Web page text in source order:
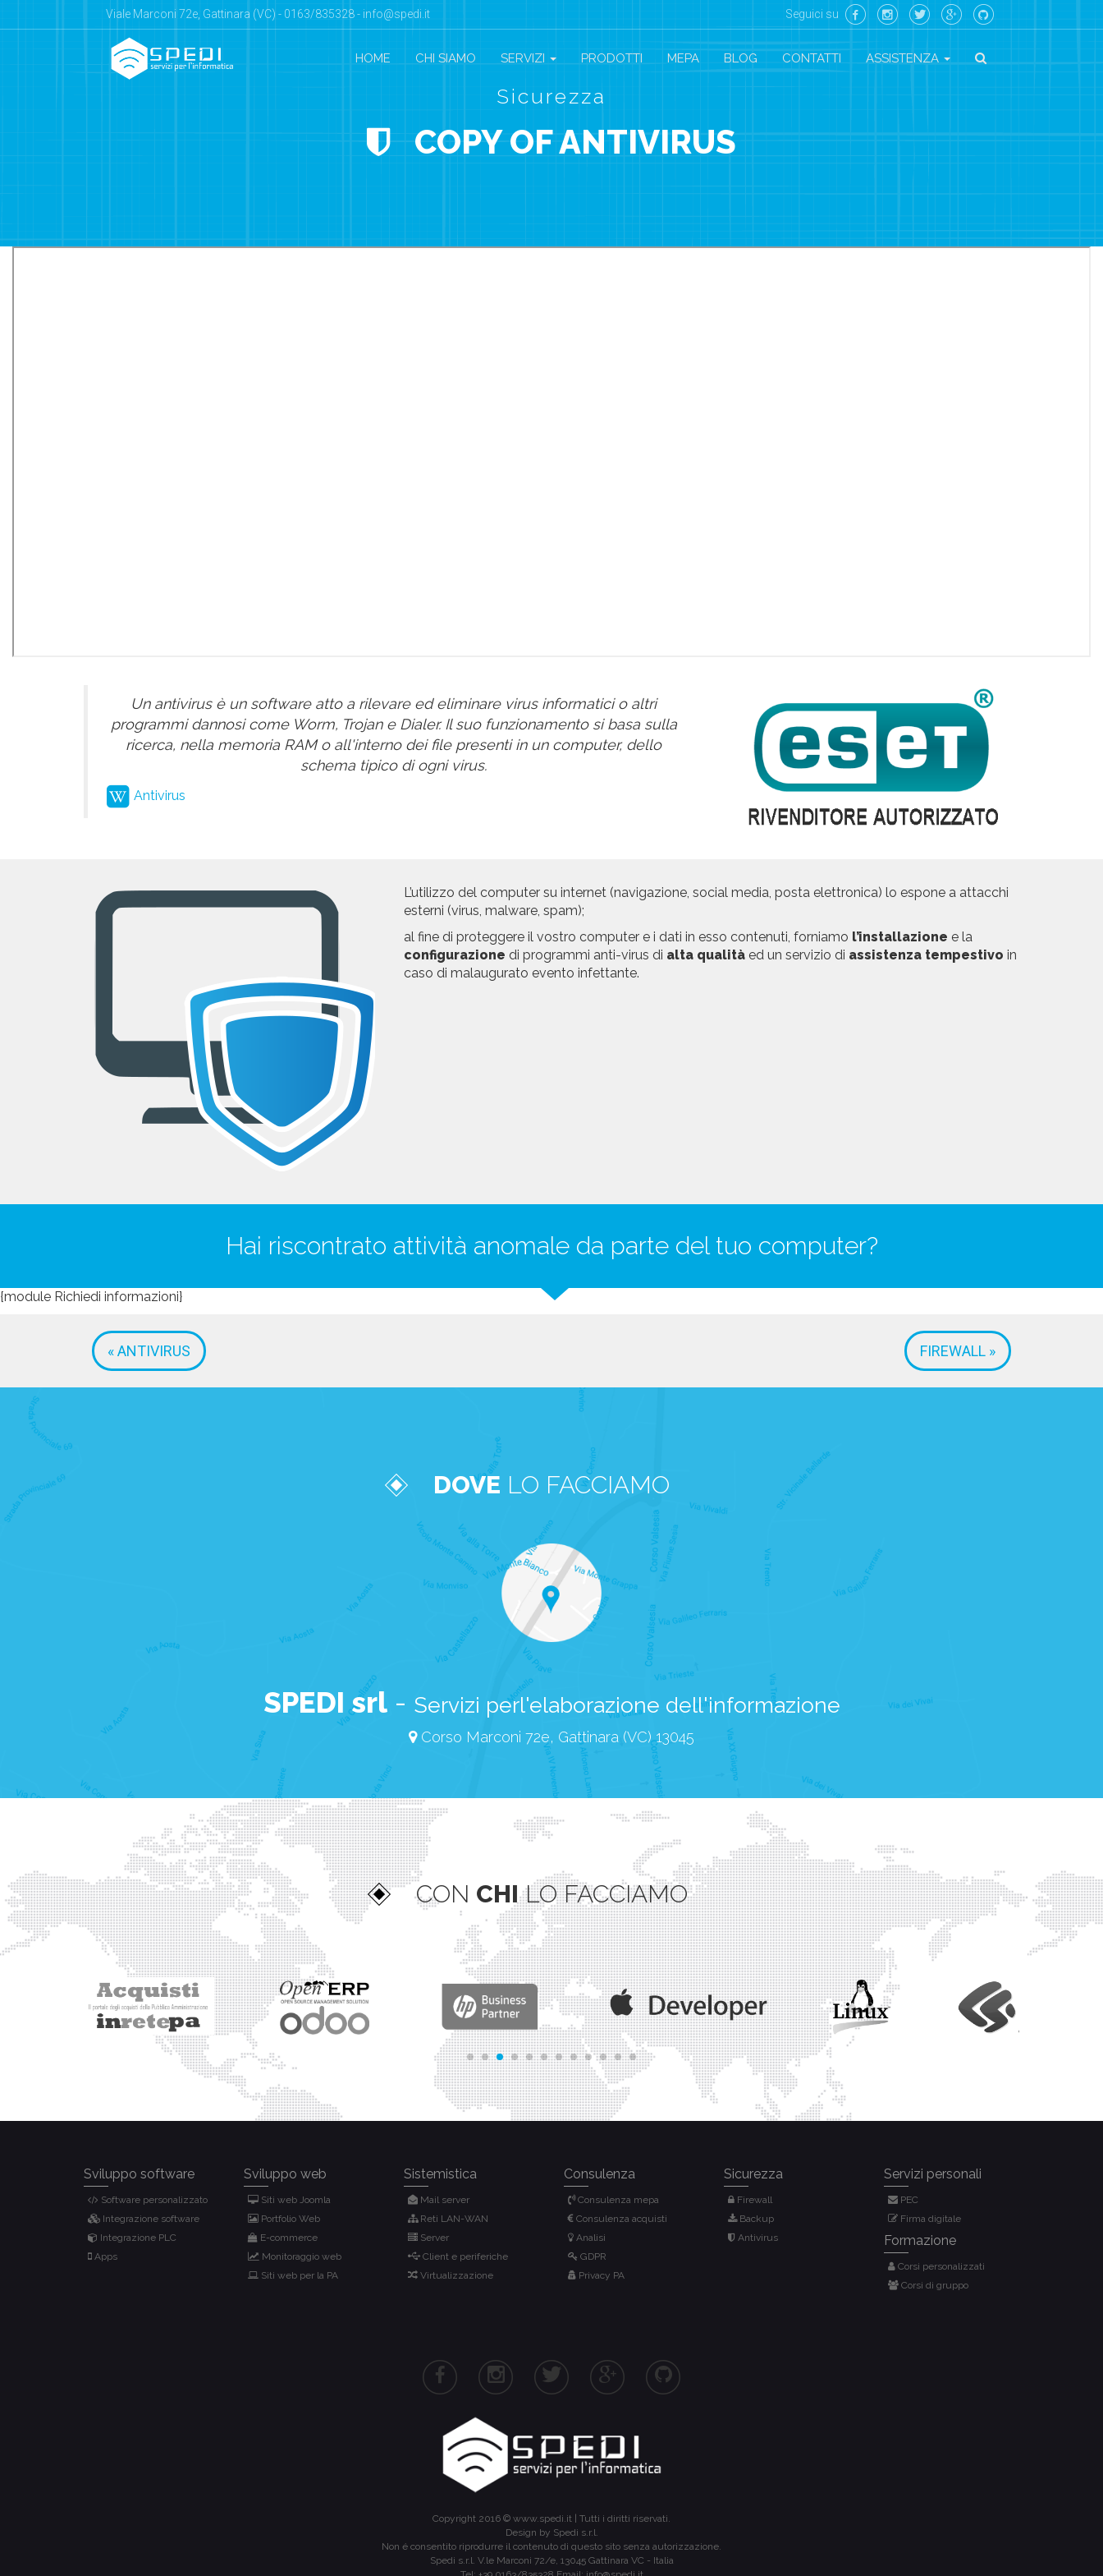
Seguici su
Viale Marconi 72e, Gattinara (VC) - 0163/835328 - info@spedi.it
HOME CHI SIAMO SERVIZI PRODOTTI MEPA BLOG CONTATTI ASSISTENZA
Sicurezza
COPY OF ANTIVIRUS
Un antivirus è un software atto a rilevare ed eliminare virus informatici o altri
programmi dannosi come Worm, Trojan e Dialer. Il suo funzionamento si basa sulla
ricerca, nella memoria RAM o all'interno dei file presenti in un computer, dello
schema tipico di ogni virus.
Antivirus
L’utilizzo del computer su internet (navigazione, social media, posta elettronica) lo espone a attacchi
esterni (virus, malware, spam);
al fine di proteggere il vostro computer e i dati in esso contenuti, forniamo l’installazione e la
configurazione di programmi anti-virus di alta qualità ed un servizio di assistenza tempestivo in
caso di malaugurato evento infettante.
Hai riscontrato attività anomale da parte del tuo computer?
{module Richiedi informazioni}
« ANTIVIRUS FIREWALL »
DOVE LO FACCIAMO
SPEDI srl- Servizi perl'elaborazione dell'informazione
Corso Marconi 72e, Gattinara (VC) 13045
CON CHILO FACCIAMO
Sviluppo software
Software personalizzato
Integrazione software
Integrazione PLC
Apps
Sviluppo web
Siti web Joomla
Portfolio Web
E-commerce
Monitoraggio web
Siti web per la PA
Sistemistica
Mail server
Reti LAN-WAN
Server
Client e periferiche
Virtualizzazione
Consulenza
Consulenza mepa
Consulenza acquisti
Analisi
GDPR
Privacy PA
Sicurezza
Firewall
Backup
Antivirus
Servizi personali
PEC
Firma digitale
Formazione
Corsi personalizzati
Corsi di gruppo
Copyright 2016 © www.spedi.it | Tutti i diritti riservati.
Design by Spedi s.r.l.
Non é consentito riprodurre il contenuto di questo sito senza autorizzazione.
Spedi s.r.l. V.le Marconi 72/e, 13045 Gattinara VC - Italia